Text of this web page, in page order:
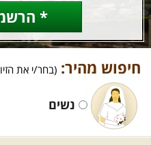
*
חיפוש מהיר: (בחר/י את
נשים